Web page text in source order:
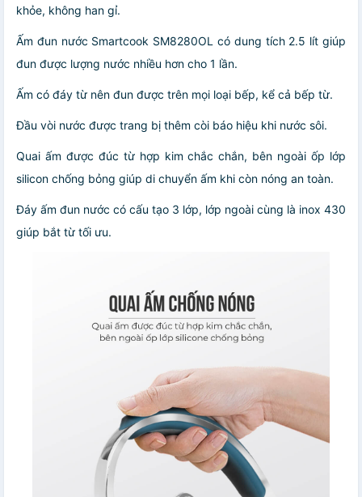
khỏe, không han gỉ.
Ấm đun nước Smartcook SM8280OL có dung tích 2.5 lít giúp
đun được lượng nước nhiều hơn cho 1 lần.
Ấm có đáy từ nên đun được trên mọi loại bếp, kể cả bếp từ.
Đầu vòi nước được trang bị thêm còi báo hiệu khi nước sôi.
Quai ấm được đúc từ hợp kim chắc chắn, bên ngoài ốp lớp
silicon chống bỏng giúp di chuyển ấm khi còn nóng an toàn.
Đáy ấm đun nước có cấu tạo 3 lớp, lớp ngoài cùng là inox 430
giúp bắt từ tối ưu.